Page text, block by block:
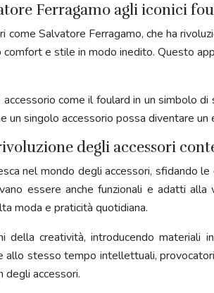
Ferragamo agli iconici
come Salvatore Ferragamo, che ha
e stile in modo inedito. Questo
come il foulard in un simbolo
singolo accessorio possa diventare
degli accessori
nel mondo degli accessori, sfidando
essere anche funzionali e adatti
moda e praticità quotidiana.
creatività, introducendo materiali
stesso tempo intellettuali,
degli accessori.